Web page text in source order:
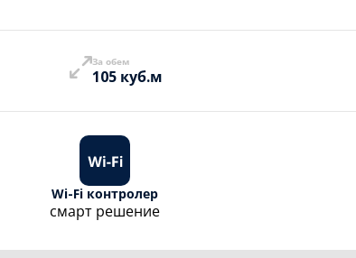
За обем
105 куб.м
Wi-Fi контролер
смарт решение